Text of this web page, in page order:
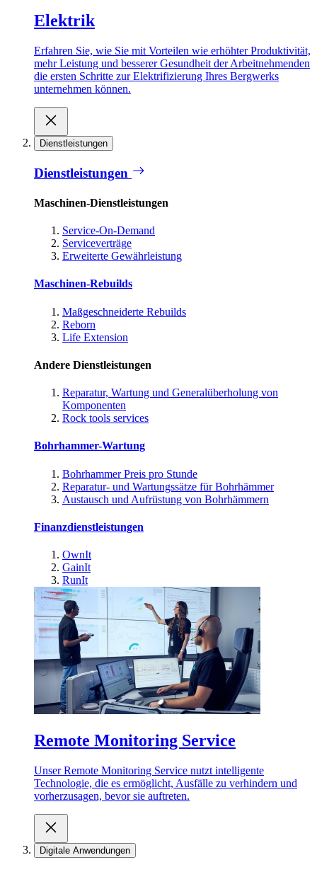
Elektrik
Erfahren Sie, wie Sie mit Vorteilen wie erhöhter Produktivität,
mehr Leistung und besserer Gesundheit der Arbeitnehmenden
die ersten Schritte zur Elektrifizierung Ihres Bergwerks
unternehmen können.
Dienstleistungen
Dienstleistungen
Maschinen-Dienstleistungen
Service-On-Demand
Serviceverträge
Erweiterte Gewährleistung
Maschinen-Rebuilds
Maßgeschneiderte Rebuilds
Reborn
Life Extension
Andere Dienstleistungen
Reparatur, Wartung und Generalüberholung von
Komponenten
Rock tools services
Bohrhammer-Wartung
Bohrhammer Preis pro Stunde
Reparatur- und Wartungssätze für Bohrhämmer
Austausch und Aufrüstung von Bohrhämmern
Finanzdienstleistungen
OwnIt
GainIt
RunIt
Remote Monitoring Service
Unser Remote Monitoring Service nutzt intelligente
Technologie, die es ermöglicht, Ausfälle zu verhindern und
vorherzusagen, bevor sie auftreten.
Digitale Anwendungen